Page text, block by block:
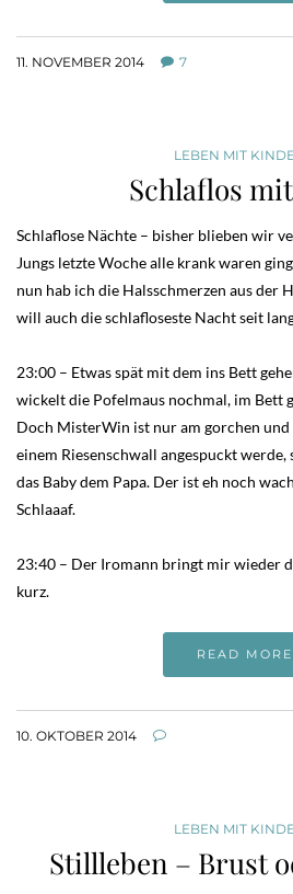
11. NOVEMBER 2014 7
LEBEN MIT
Schlaflos
Schlaflose Nächte – bisher blieben wir
Jungs letzte Woche alle krank waren
nun hab ich die Halsschmerzen aus der
will auch die schlafloseste Nacht seit
23:00 – Etwas spät mit dem ins Bett
wickelt die Pofelmaus nochmal, im Bett
Doch MisterWin ist nur am gorchen
einem Riesenschwall angespuckt
das Baby dem Papa. Der ist eh noch
Schlaaaf.
23:40 – Der Iromann bringt mir wieder
kurz.
READ MORE
10. OKTOBER 2014
LEBEN MIT
Stillleben – Brust